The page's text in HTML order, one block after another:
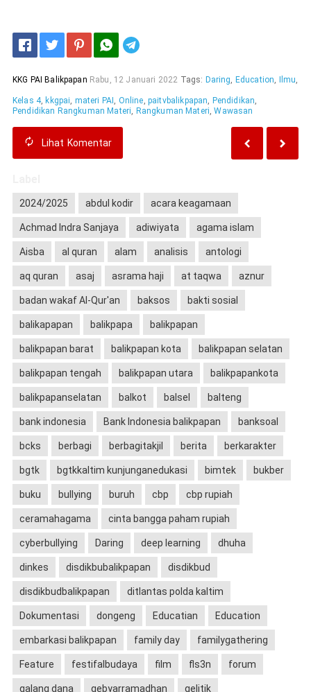
KKG PAI Balikpapan Rabu, 12 Januari 2022 Tags: Daring, Education, Ilmu,
Kelas 4, kkgpai, materi PAI , Online, paitvbalikpapan, Pendidikan,
Pendidikan Rangkuman Materi, Rangkuman Materi,Wawasan
Lihat Komentar
2024/2025 abdul kodir acara keagamaan
Achmad Indra Sanjaya adiwiyata agama islam
Aisba al quran alam analisis antologi
aq quran asaj asrama haji at taqwa aznur
badan wakaf Al-Qur'an baksos bakti sosial
balikapapan balikpapa balikpapan
balikpapan barat balikpapan kota balikpapan selatan
balikpapan tengah balikpapan utara balikpapankota
balikpapanselatan balkot balsel balteng
bank indonesia Bank Indonesia balikpapan banksoal
bcks berbagi berbagitakjil berita berkarakter
bgtk bgtkkaltim kunjunganedukasi bimtek bukber
buku bullying buruh cbp cbp rupiah
ceramahagama cinta bangga paham rupiah
cyberbullying Daring deep learning dhuha
dinkes disdikbubalikpapan disdikbud
disdikbudbalikpapan ditlantas polda kaltim
Dokumentasi dongeng Educatian Education
embarkasi balikpapan family day familygathering
Feature festifalbudaya film fls3n forum
galang dana gebyarramadhan gelitik